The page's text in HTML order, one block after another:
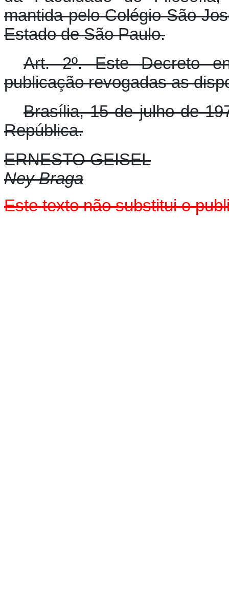
mantida pelo Colégio São
Estado de São Paulo.
Art. 2º. Este Decreto
publicação revogadas as
Brasília, 15 de julho de
República.
ERNESTO GEISEL
Ney Braga
Este texto não substitui o